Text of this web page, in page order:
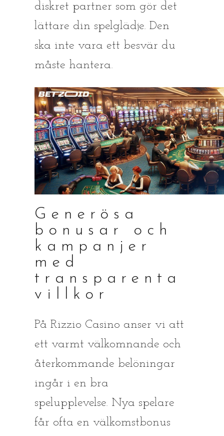
diskret partner som gör det
lättare din spelglädje. Den
ska inte vara ett besvär du
måste hantera.
Generösa
bonusar och
kampanjer
med
transparenta
villkor
På Rizzio Casino anser vi att
ett varmt välkomnande och
återkommande belöningar
ingår i en bra
spelupplevelse. Nya spelare
får ofta en välkomstbonus